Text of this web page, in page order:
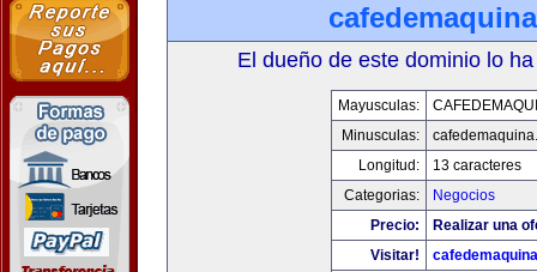
El dueño de este dominio lo
Mayusculas:
Minusculas:
Longitud:
13 caracteres
Categorias:
Negocios
Precio:
Realizar una
Visitar!